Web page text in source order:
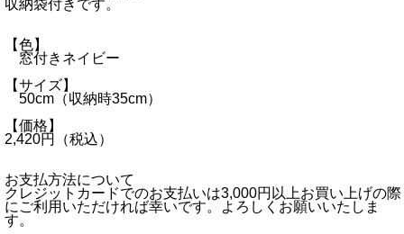
収納袋付きです。
【色】
窓付きネイビー
【サイズ】
50cm（収納時35cm）
【価格】
2,420円（税込）
お支払方法について
クレジットカードでのお支払いは3,000円以上お買い上げの際
にご利用いただければ幸いです。よろしくお願いいたしま
す。